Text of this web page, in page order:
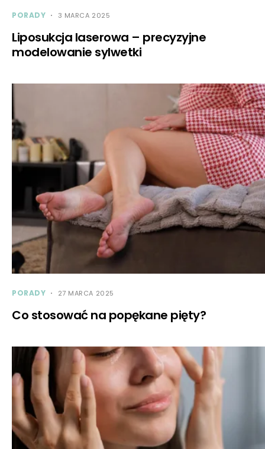
PORADY 3 MARCA 2025
Liposukcja laserowa – precyzyjne
modelowanie sylwetki
PORADY 27 MARCA 2025
Co stosować na popękane pięty?